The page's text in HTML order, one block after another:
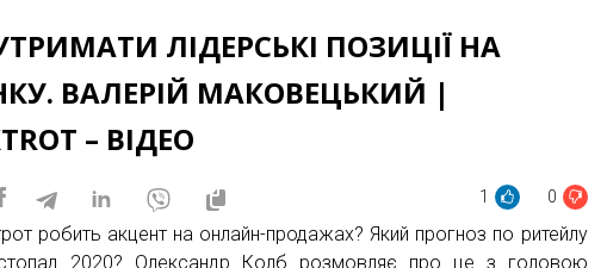
ЛІДЕРСЬКІ ПОЗИЦІЇ НА
ВАЛЕРІЙ МАКОВЕЦЬКИЙ |
– ВІДЕО
1 0
робить акцент на онлайн-продажах? Який прогноз по ритейлу
2020? Олександр Колб розмовляє про це з головою